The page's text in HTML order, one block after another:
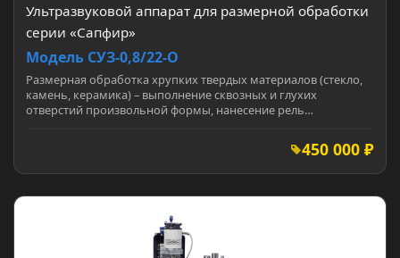
Ультразвуковой аппарат для размерной обработки
серии «Сапфир»
Модель СУЗ-0,8/22-О
Размерная обработка хрупких твердых материалов (стекло,
камень, керамика) – выполнение сквозных и глухих
отверстий произвольной формы, нанесение рель…
450 000 ₽